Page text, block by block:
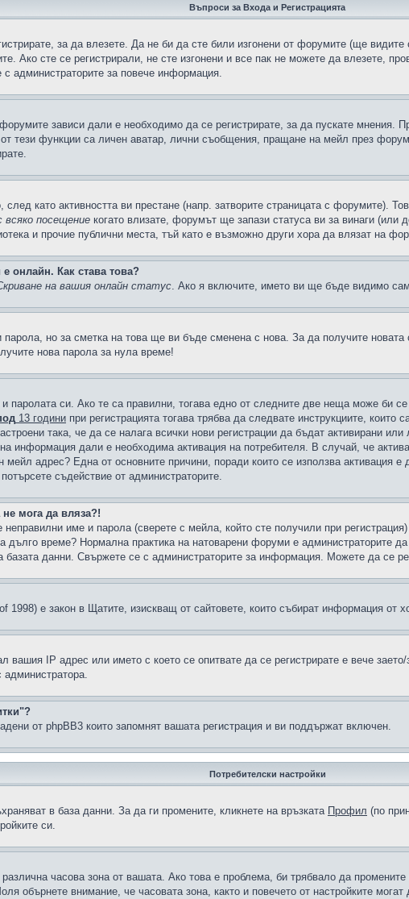
Въпроси за Входа и Регистрацията
за да влезете. Да не би да сте били изгонени от форумите (ще
Ако сте се регистрирали, не сте изгонени и все пак не можете да влезете,
администраторите за повече информация.
зависи дали е необходимо да се регистрирате, за да пускате мнения.
тези функции са личен аватар, лични съобщения, пращане на мейл през
след като активността ви престане (напр. затворите страницата с форумите).
посещение когато влизате, форумът ще запази статуса ви за винаги (или
и прочие публични места, тъй като е възможно други хора да влязат на
онлайн. Как става това?
на вашия онлайн статус. Ако я включите, името ви ще бъде видимо
но за сметка на това ще ви бъде сменена с нова. За да получите
нова парола за нула време!
паролата си. Ако те са правилни, тогава едно от следните две неща може би
13 години при регистрацията тогава трябва да следвате инструкциите,
така, че да се налага всички нови регистрации да бъдат активирани
информация дали е необходима активация на потребителя. В случай, че
мейл адрес? Една от основните причини, поради които се използва активация
съдействие от администраторите.
мога да вляза?!
име и парола (сверете с мейла, който сте получили при
време? Нормална практика на натоварени форуми е администраторите да
данни. Свържете се с администраторите за информация. Можете да се
е закон в Щатите, изискващ от сайтовете, които събират информация от
IP адрес или името с което се опитвате да се регистрирате е вече
от phpBB3 които запомнят вашата регистрация и ви поддържат включен.
Потребителски настройки
в база данни. За да ги промените, кликнете на връзката Профил (по
си.
часова зона от вашата. Ако това е проблема, би трябвало да
внимание, че часовата зона, както и повечето от настройките могат